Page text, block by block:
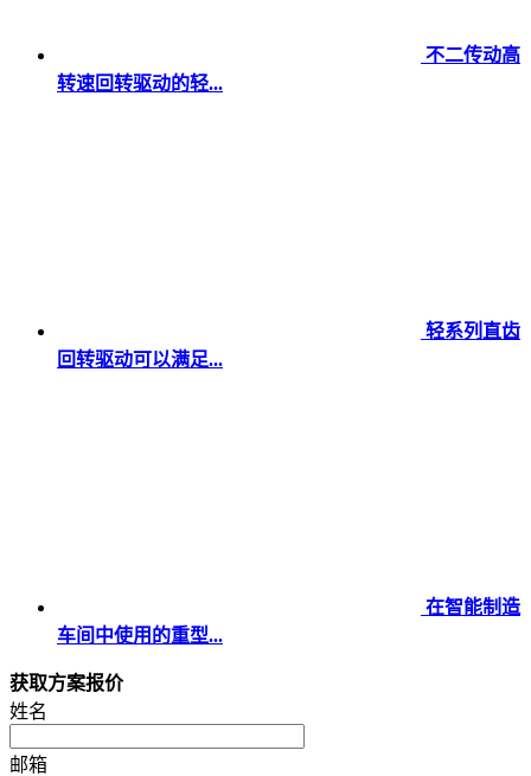
不二传动高
转速回转驱动的轻...
轻系列直齿
回转驱动可以满足...
在智能制造
车间中使用的重型...
获取方案报价
姓名
邮箱